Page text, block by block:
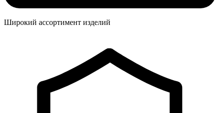
Широкий ассортимент изделий